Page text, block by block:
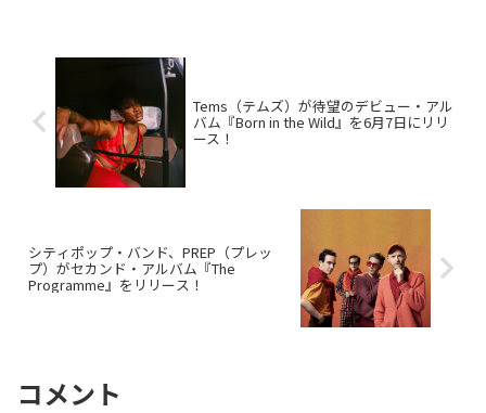
Tems（テムズ）が待望のデビュー・アル
バム『Born in the Wild』を6月7日にリリ
ース！
シティポップ・バンド、PREP（プレッ
プ）がセカンド・アルバム『The
Programme』をリリース！
コメント